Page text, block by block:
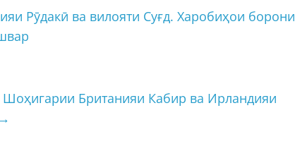
Рӯдакӣ ва вилояти Суғд. Харобиҳои борони
Британияи Кабир ва Ирландияи
→